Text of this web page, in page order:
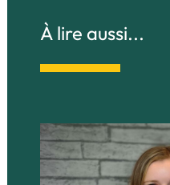
À lire aussi...